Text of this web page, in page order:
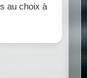
au choix à